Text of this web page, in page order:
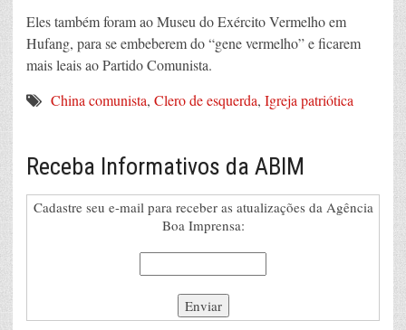
Eles também foram ao Museu do Exército Vermelho em
Hufang, para se embeberem do “gene vermelho” e ficarem
mais leais ao Partido Comunista.
China comunista, Clero de esquerda, Igreja patriótica
Receba Informativos da ABIM
Cadastre seu e-mail para receber as atualizações da Agência
Boa Imprensa: